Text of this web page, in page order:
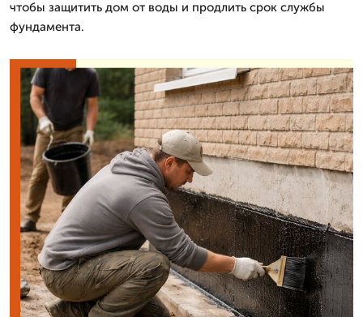
чтобы защитить дом от воды и продлить срок службы
фундамента.